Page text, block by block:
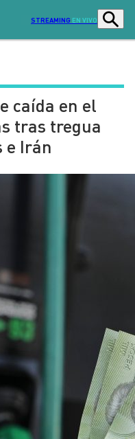
STREAMING EN VIVO
Programas
Actualidad
caída en el
tras tregua
e Irán